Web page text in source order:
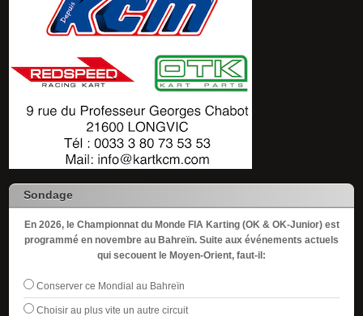
Sondage
En 2026, le Championnat du Monde FIA Karting (OK & OK-Junior) est
programmé en novembre au Bahreïn. Suite aux événements actuels
qui secouent le Moyen-Orient, faut-il:
Conserver ce Mondial au Bahreïn
Choisir au plus vite un autre circuit